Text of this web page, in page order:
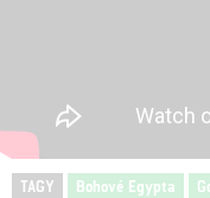
TAGY Bohové Egypta